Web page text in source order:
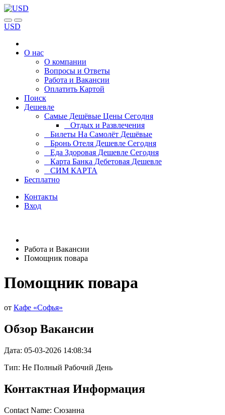
USD
О нас
О компании
Вопросы и Ответы
Работа и Вакансии
Оплатить Картой
Поиск
Дешевле
Самые Дешёвые Цены Сегодня
Отдых и Развлечения
Билеты На Самолёт Дешёвые
Бронь Отеля Дешевле Сегодня
Еда Здоровая Дешевле Сегодня
Карта Банка Дебетовая Дешевле
СИМ КАРТА
Бесплатно
Контакты
Вход
Работа и Вакансии
Помощник повара
Помощник повара
от Кафе «Софья»
Обзор Вакансии
Дата: 05-03-2026 14:08:34
Тип: Не Полный Рабочий День
Контактная Информация
Contact Name: Сюзанна